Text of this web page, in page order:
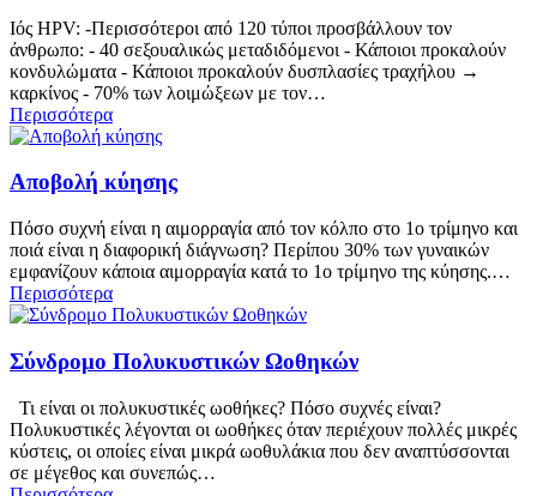
Ιός HPV: -Περισσότεροι από 120 τύποι προσβάλλουν τον
άνθρωπο: - 40 σεξουαλικώς μεταδιδόμενοι - Κάποιοι προκαλούν
κονδυλώματα - Κάποιοι προκαλούν δυσπλασίες τραχήλου →
καρκίνος - 70% των λοιμώξεων με τον…
Περισσότερα
Αποβολή κύησης
Πόσο συχνή είναι η αιμορραγία από τον κόλπο στο 1ο τρίμηνο και
ποιά είναι η διαφορική διάγνωση? Περίπου 30% των γυναικών
εμφανίζουν κάποια αιμορραγία κατά το 1ο τρίμηνο της κύησης.…
Περισσότερα
Σύνδρομο Πολυκυστικών Ωοθηκών
Τι είναι οι πολυκυστικές ωοθήκες? Πόσο συχνές είναι?
Πολυκυστικές λέγονται οι ωοθήκες όταν περιέχουν πολλές μικρές
κύστεις, οι οποίες είναι μικρά ωοθυλάκια που δεν αναπτύσσονται
σε μέγεθος και συνεπώς…